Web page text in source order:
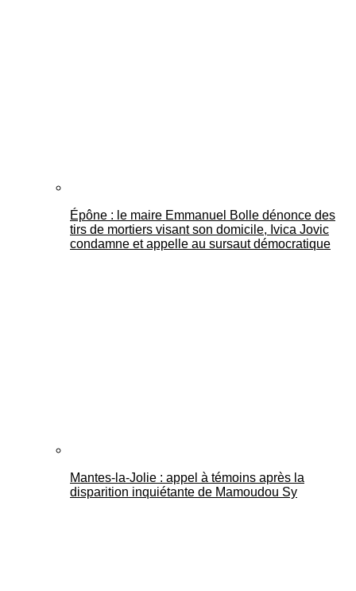
Épône : le maire Emmanuel Bolle dénonce des
tirs de mortiers visant son domicile, Ivica Jovic
condamne et appelle au sursaut démocratique
Mantes-la-Jolie : appel à témoins après la
disparition inquiétante de Mamoudou Sy